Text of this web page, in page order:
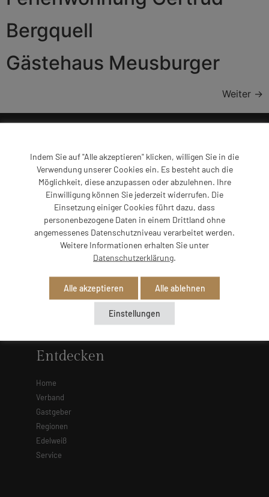
Bergquell
Gästehaus Meusburger
Weiter →
Über uns
Der Privatvermieter Verband Vorarlberg vereint mehr als
300 Privatvermieterinnen und Privatvermieter unter
einem Dach und ermöglicht seinen Gästen ganz
besondere Urlaubsmomente.
Powered by Translate
Entdecken
Home
Verband
Gastgeber
Regionen
Edelweiß
Service
Indem Sie auf "Alle akzeptieren" klicken, willigen Sie in die
Verwendung unserer Cookies ein. Es besteht auch die
Möglichkeit, diese anzupassen oder abzulehnen. Ihre
Einwilligung können Sie jederzeit widerrufen. Die
Einsetzung einiger Cookies führt dazu, dass
personenbezogene Daten in einem Drittland ohne
angemessenes Datenschutzniveau verarbeitet werden.
Weitere Informationen erhalten Sie unter
Datenschutzerklärung
Alle akzeptieren Alle ablehnen
Einstellungen